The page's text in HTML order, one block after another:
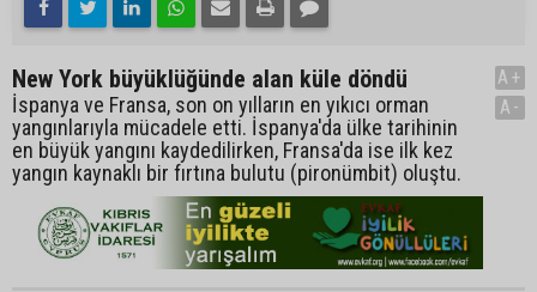
New York büyüklüğünde alan küle döndü
İspanya ve Fransa, son on yılların en yıkıcı orman
yangınlarıyla mücadele etti. İspanya'da ülke tarihinin
en büyük yangını kaydedilirken, Fransa'da ise ilk kez
yangın kaynaklı bir fırtına bulutu (pironümbit) oluştu.
A+
A-